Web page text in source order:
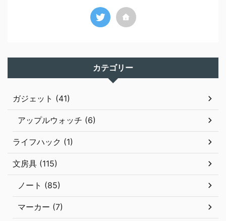
カテゴリー
ガジェット (41)
アップルウォッチ (6)
ライフハック (1)
文房具 (115)
ノート (85)
マーカー (7)